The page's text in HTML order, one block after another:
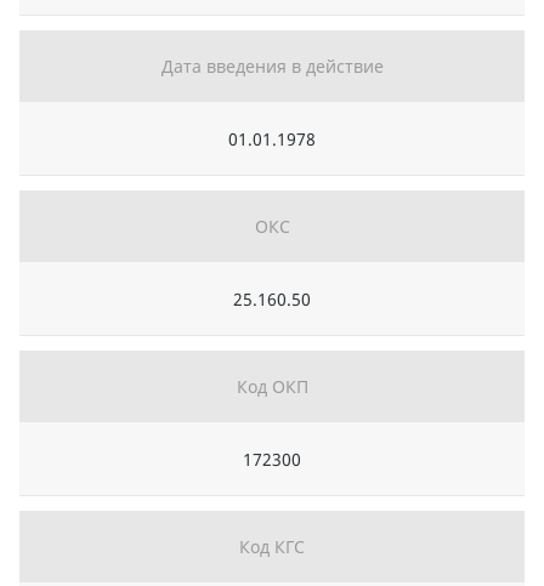
Дата введения в действие
01.01.1978
ОКС
25.160.50
Код ОКП
172300
Код КГС